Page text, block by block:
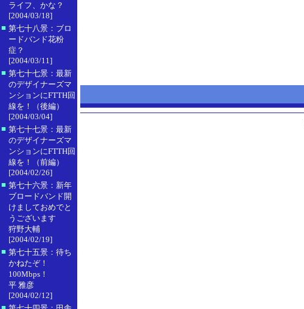
ライフ、かな？
[2004/03/18]
■ 第七十八景：ブロ
ードバンド花粉
症？
[2004/03/11]
■ 第七十七景：最新
のデザイナーズマ
ンションにFTTH回
線を！（後編）
[2004/03/04]
■ 第七十七景：最新
のデザイナーズマ
ンションにFTTH回
線を！（前編）
[2004/02/26]
■ 第七十六景：新年
ブロードバンド開
けましておめでと
うございます
狩野大輔
[2004/02/19]
■ 第七十五景：待ち
かねたぞ！
100Mbps！
平 雅彦
[2004/02/12]